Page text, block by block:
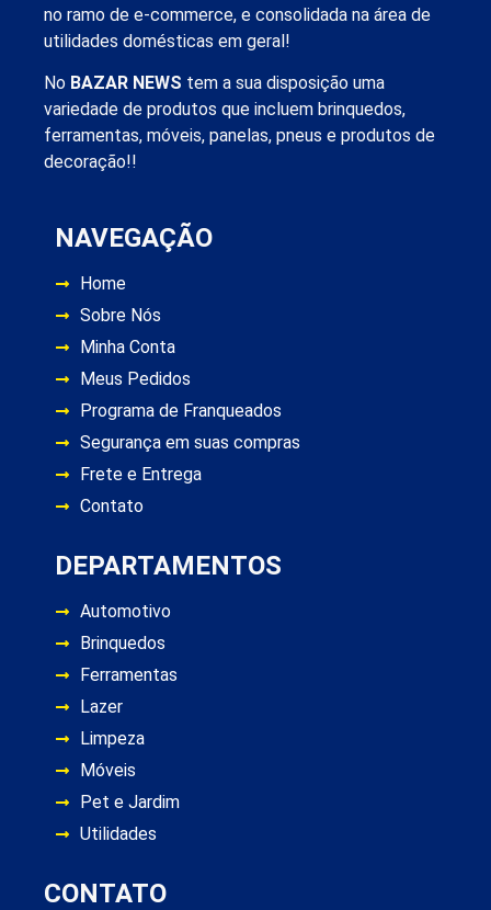
no ramo de e-commerce, e consolidada na área de
utilidades domésticas em geral!
No BAZAR NEWS tem a sua disposição uma
variedade de produtos que incluem brinquedos,
ferramentas, móveis, panelas, pneus e produtos de
decoração!!
NAVEGAÇÃO
Home
Sobre Nós
Minha Conta
Meus Pedidos
Programa de Franqueados
Segurança em suas compras
Frete e Entrega
Contato
DEPARTAMENTOS
Automotivo
Brinquedos
Ferramentas
Lazer
Limpeza
Móveis
Pet e Jardim
Utilidades
CONTATO